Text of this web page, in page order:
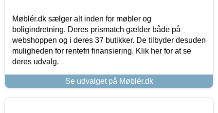
Møblér.dk sælger alt inden for møbler og
boligindretning. Deres prismatch gælder både på
webshoppen og i deres 37 butikker. De tilbyder desuden
muligheden for rentefri finansiering. Klik her for at se
deres udvalg.
Se udvalget på Møblér.dk